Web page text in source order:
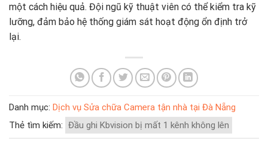
một cách hiệu quả. Đội ngũ kỹ thuật viên có thể kiểm tra kỹ
lưỡng, đảm bảo hệ thống giám sát hoạt động ổn định trở
lại.
Danh mục: Dịch vụ Sửa chữa Camera tận nhà tại Đà Nẵng
Thẻ tìm kiếm: Đầu ghi Kbvision bị mất 1 kênh không lên